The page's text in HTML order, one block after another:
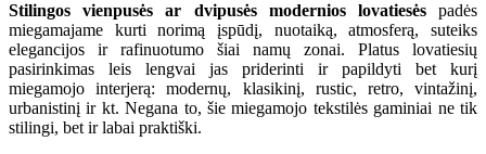
Stilingos vienpusės ar dvipusės modernios lovatiesėspadės
miegamajame kurti norimą įspūdį, nuotaiką, atmosferą, suteiks
elegancijos ir rafinuotumo šiai namų zonai. Platus lovatiesių
pasirinkimas leis lengvai jas priderinti ir papildyti bet kurį
miegamojo interjerą: modernų, klasikinį, rustic, retro, vintažinį,
urbanistinį ir kt. Negana to, šie miegamojo tekstilės gaminiai ne tik
stilingi, bet ir labai praktiški.